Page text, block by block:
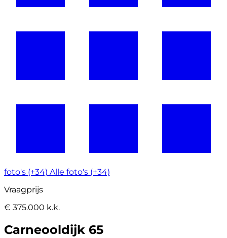
foto's (+34) Alle foto's (+34)
Vraagprijs
€ 375.000 k.k.
Carneooldijk 65